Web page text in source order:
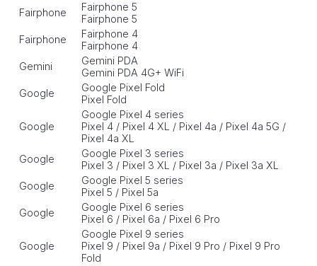
Fairphone
Fairphone 5
Fairphone 5
Fairphone
Fairphone 4
Fairphone 4
Gemini
Gemini PDA
Gemini PDA 4G+ WiFi
Google
Google Pixel Fold
Pixel Fold
Google
Google Pixel 4 series
Pixel 4 / Pixel 4 XL / Pixel 4a / Pixel 4a 5G /
Pixel 4a XL
Google
Google Pixel 3 series
Pixel 3 / Pixel 3 XL / Pixel 3a / Pixel 3a XL
Google
Google Pixel 5 series
Pixel 5 / Pixel 5a
Google
Google Pixel 6 series
Pixel 6 / Pixel 6a / Pixel 6 Pro
Google
Google Pixel 9 series
Pixel 9 / Pixel 9a / Pixel 9 Pro / Pixel 9 Pro
Fold